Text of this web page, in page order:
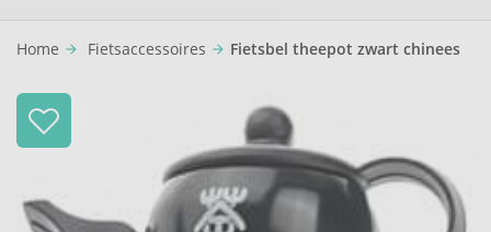
Home arrow_forward Fietsaccessoires arrow_forward Fietsbel theepot zwart chinees